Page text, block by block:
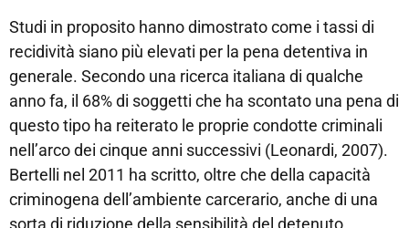
Studi in proposito hanno dimostrato come i tassi di
recidività siano più elevati per la pena detentiva in
generale. Secondo una ricerca italiana di qualche
anno fa, il 68% di soggetti che ha scontato una pena di
questo tipo ha reiterato le proprie condotte criminali
nell’arco dei cinque anni successivi (Leonardi, 2007).
Bertelli nel 2011 ha scritto, oltre che della capacità
criminogena dell’ambiente carcerario, anche di una
sorta di riduzione della sensibilità del detenuto